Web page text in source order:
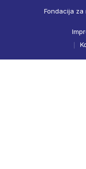
Fondacija za